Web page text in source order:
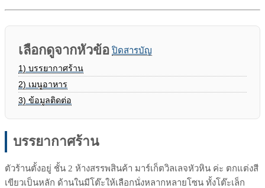
เลือกดูจากหัวข้อ ปิดสารบัญ
1) บรรยากาศร้าน
2) เมนูอาหาร
3) ข้อมูลติดต่อ
บรรยากาศร้าน
ตัวร้านตั้งอยู่ ชั้น 2 ห้างสรรพสินค้า มาร์เก็ตวิลเลจหัวหิน ค่ะ ตกแต่งสี
เขียวเป็นหลัก ด้านในมีโต๊ะให้เลือกนั่งหลากหลายโซน ทั้งโต๊ะเล็ก